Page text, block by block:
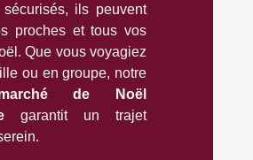
ils peuvent
proches et tous vos
Que vous voyagiez
ou en groupe, notre
de Noël
garantit un trajet